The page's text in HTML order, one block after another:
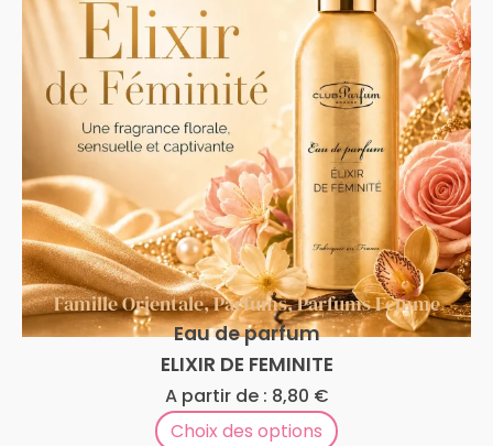
Famille Orientale,Parfums,Parfums Femme
Eau de parfum
ELIXIR DE FEMINITE
A partir de : 8,80 €
Choix des options